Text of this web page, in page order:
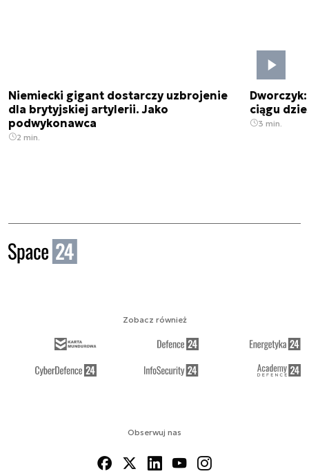
Niemiecki gigant dostarczy uzbrojenie
dla brytyjskiej artylerii. Jako
podwykonawca
2 min.
ciągu
3 min.
Obserwuj nas
Zobacz również